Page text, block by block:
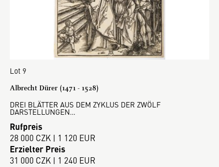
Lot 9
Albrecht Dürer (1471 - 1528)
DREI BLÄTTER AUS DEM ZYKLUS DER ZWÖLF
DARSTELLUNGEN…
Rufpreis
28 000 CZK | 1 120 EUR
Erzielter Preis
31 000 CZK | 1 240 EUR